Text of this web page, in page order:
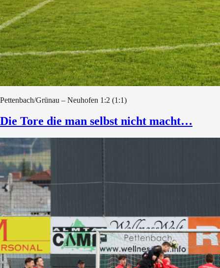
Pettenbach/Grünau – Neuhofen 1:2 (1:1)
Die Tore die man selbst nicht macht…